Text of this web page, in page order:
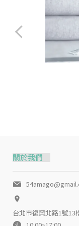
關於我們
台北市復興北路1號13